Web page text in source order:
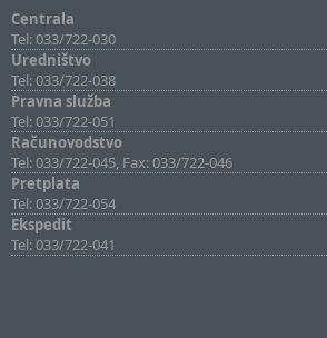
Centrala
Tel: 033/722-030
Uredništvo
Tel: 033/722-038
Pravna služba
Tel: 033/722-051
Računovodstvo
Tel: 033/722-045, Fax: 033/722-046
Pretplata
Tel: 033/722-054
Ekspedit
Tel: 033/722-041